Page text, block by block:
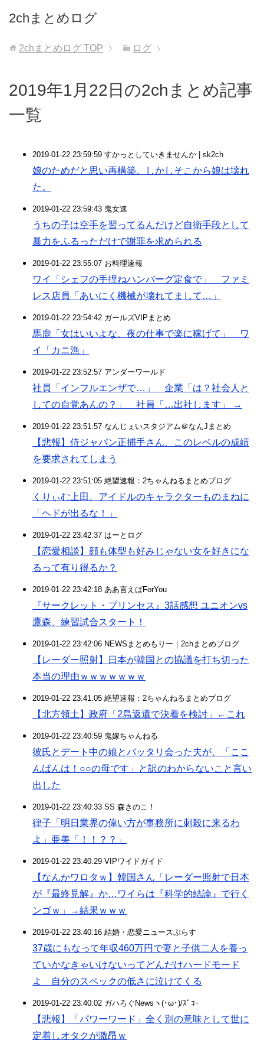
2chまとめログ
2chまとめログ TOP ログ
2019年1月22日の2chまとめ記事
一覧
2019-01-22 23:59:59 すかっとしていきませんか | sk2ch
娘のためだと思い再構築。しかしそこから娘は壊れ
た。
2019-01-22 23:59:43 鬼女速
うちの子は空手を習ってるんだけど自衛手段として
暴力をふるっただけで謝罪を求められる
2019-01-22 23:55:07 お料理速報
ワイ「シェフの手捏ねハンバーグ定食で」 ファミ
レス店員「あいにく機械が壊れてまして…」
2019-01-22 23:54:42 ガールズVIPまとめ
馬鹿「女はいいよな、夜の仕事で楽に稼げて」 ワ
イ「カニ漁」
2019-01-22 23:52:57 アンダーワールド
社員「インフルエンザで…」 企業「は？社会人と
しての自覚あんの？」 社員「…出社します」 →
2019-01-22 23:51:57 なんじぇいスタジアム＠なんJまとめ
【悲報】侍ジャパン正捕手さん、このレベルの成績
を要求されてしまう
2019-01-22 23:51:05 絶望速報：2ちゃんねるまとめブログ
くりぃむ上田、アイドルのキャラクターものまねに
「ヘドが出るな！」
2019-01-22 23:42:37 はーとログ
【恋愛相談】顔も体型も好みじゃない女を好きにな
るって有り得るか？
2019-01-22 23:42:18 ああ言えばForYou
『サークレット・プリンセス』3話感想 ユニオンvs
鷹森、練習試合スタート！
2019-01-22 23:42:06 NEWSまとめもりー｜2chまとめブログ
【レーダー照射】日本が韓国との協議を打ち切った
本当の理由ｗｗｗｗｗｗｗ
2019-01-22 23:41:05 絶望速報：2ちゃんねるまとめブログ
【北方領土】政府「2島返還で決着を検討」←これ
2019-01-22 23:40:59 鬼嫁ちゃんねる
彼氏とデート中の娘とバッタリ会った夫が、「ここ
んばんは！○○の母です」と訳のわからないこと言い
出した
2019-01-22 23:40:33 SS 森きのこ！
律子「明日業界の偉い方が事務所に刺殺に来るわ
よ」亜美「！！？？」
2019-01-22 23:40:29 VIPワイドガイド
【なんかワロタｗ】韓国さん「レーダー照射で日本
が『最終見解』か…ワイらは『科学的結論』で行く
ンゴｗ」→結果ｗｗｗ
2019-01-22 23:40:16 結婚・恋愛ニュースぷらす
37歳にもなって年収460万円で妻と子供二人を養っ
ていかなきゃいけないってどんだけハードモード
よ 自分のスペックの低さに泣けてくる
2019-01-22 23:40:02 ガハろぐNewsヽ(･ω･)/ｽﾞｺｰ
【悲報】「パワーワード」全く別の意味として世に
定着しオタクが激昂ｗ